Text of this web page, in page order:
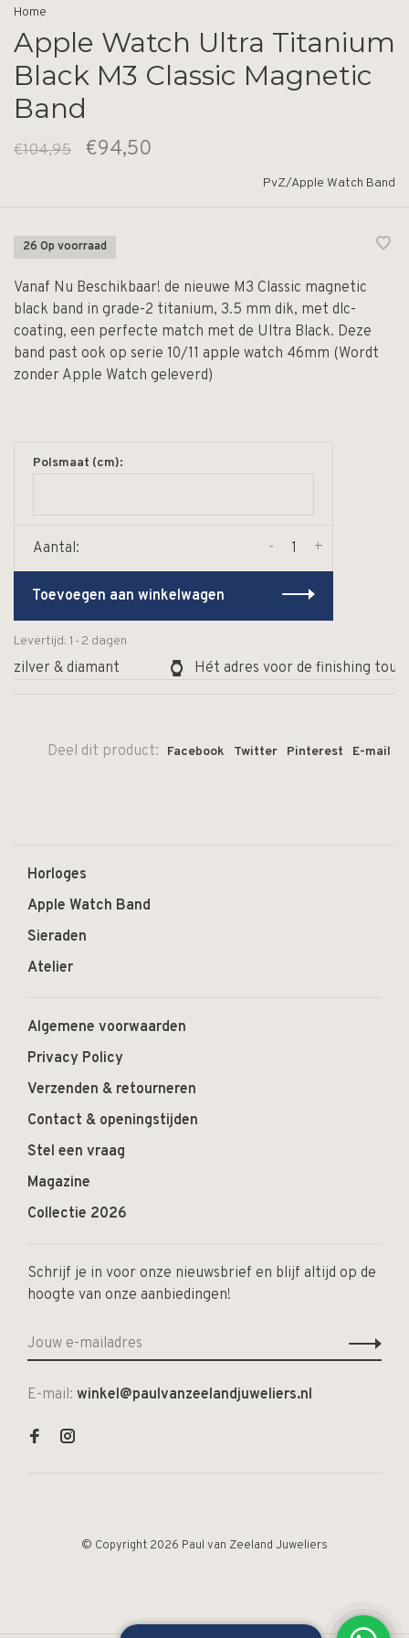
Home
Apple Watch Ultra Titanium
Black M3 Classic Magnetic
Band
€104,95 €94,50
PvZ/Apple Watch Band
26 Op voorraad
Vanaf Nu Beschikbaar! de nieuwe M3 Classic magnetic
black band in grade-2 titanium, 3.5 mm dik, met dlc-
coating, een perfecte match met de Ultra Black. Deze
band past ook op serie 10/11 apple watch 46mm (Wordt
zonder Apple Watch geleverd)
Polsmaat (cm):
Aantal: +
-
Toevoegen aan winkelwagen
Levertijd: 1-2 dagen
zilver & diamant Hét adres voor de finishing
Deel dit product: Facebook Twitter Pinterest E-mail
Horloges
Apple Watch Band
Sieraden
Atelier
Algemene voorwaarden
Privacy Policy
Verzenden & retourneren
Contact & openingstijden
Stel een vraag
Magazine
Collectie 2026
Schrijf je in voor onze nieuwsbrief en blijf altijd op de
hoogte van onze aanbiedingen!
E-mail: winkel@paulvanzeelandjuweliers.nl
© Copyright 2026 Paul van Zeeland Juweliers